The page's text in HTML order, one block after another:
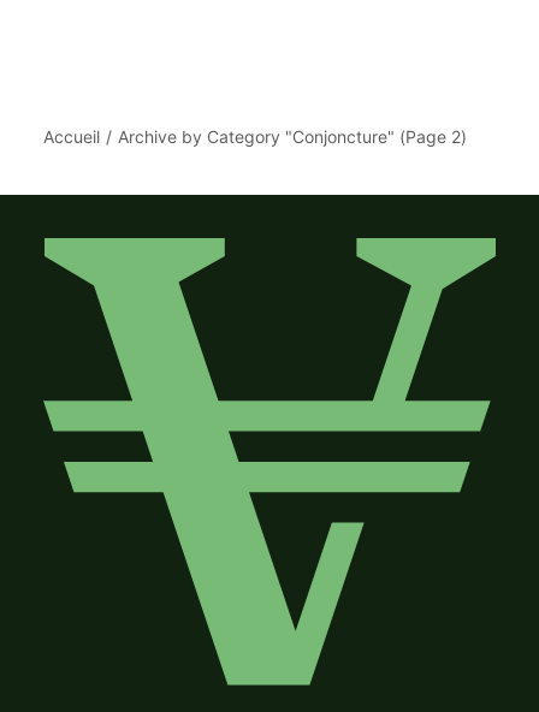
Accueil Archive by Category "Conjoncture" (Page 2)